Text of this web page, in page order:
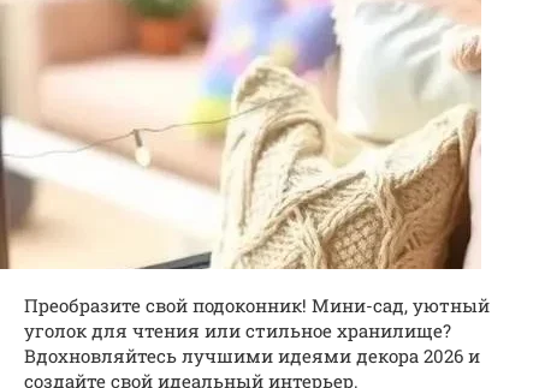
Преобразите свой подоконник! Мини-сад, уютный
уголок для чтения или стильное хранилище?
Вдохновляйтесь лучшими идеями декора 2026 и
создайте свой идеальный интерьер.